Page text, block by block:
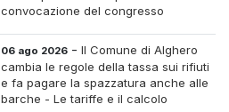
convocazione del congresso
06 ago 2026 -Il Comune di Alghero
cambia le regole della tassa sui rifiuti
e fa pagare la spazzatura anche alle
barche - Le tariffe e il calcolo